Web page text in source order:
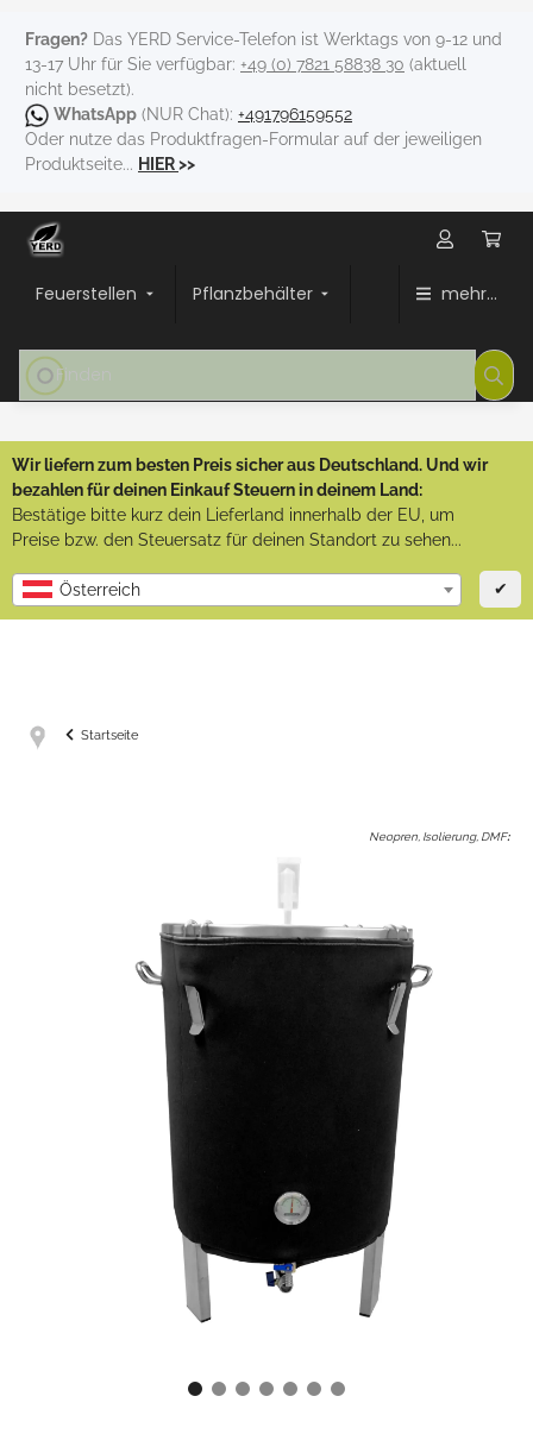
Fragen? Das YERD Service-Telefon ist Werktags von 9-12 und
13-17 Uhr für Sie verfügbar: +49 (0) 7821 58838 30 (aktuell
nicht besetzt).
WhatsApp (NUR Chat): +491796159552
Oder nutze das Produktfragen-Formular auf der jeweiligen
Produktseite... HIER>>
Feuerstellen Pflanzbehälter mehr...
Wir liefern zum besten Preis sicher aus Deutschland. Und wir
bezahlen für deinen Einkauf Steuern in deinem Land:
Bestätige bitte kurz dein Lieferland innerhalb der EU, um
Preise bzw. den Steuersatz für deinen Standort zu sehen...
Österreich ✔
Startseite
Neopren, Isolierung, DMF: